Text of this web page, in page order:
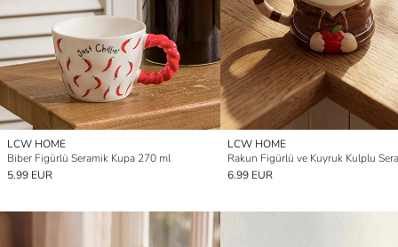
LCW HOME
Biber Figürlü Seramik Kupa 270 ml
5.99 EUR
LCW HOME
6.99 EUR